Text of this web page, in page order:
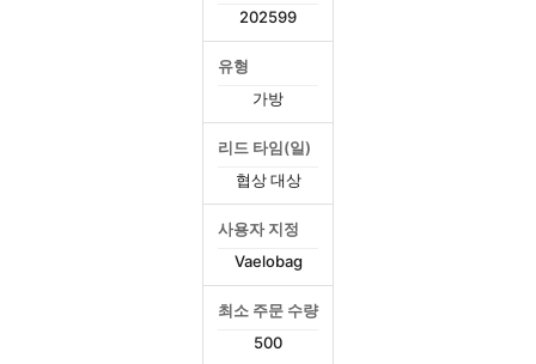
202599
유형
가방
리드 타임(일)
협상 대상
사용자 지정
Vaelobag
최소 주문 수량
500